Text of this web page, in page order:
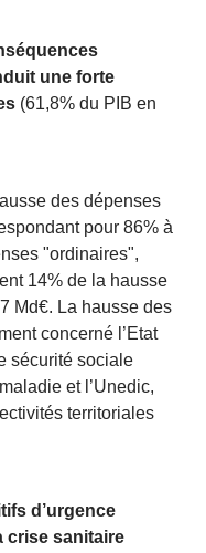
une forte
(61,8% du PIB en
des dépenses
pour 86% à
"ordinaires",
14% de la hausse
Md€. La hausse des
concerné l’Etat
sécurité sociale
et l’Unedic,
territoriales
d’urgence
crise sanitaire